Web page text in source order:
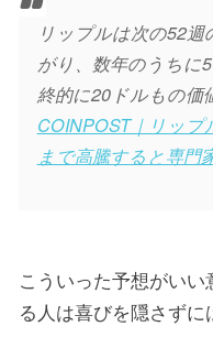
リップルは次の52
がり、数年のうちに
終的に20ドルもの
COINPOST｜リッ
まで高騰すると専門
こういった予想がい
る人は喜びを隠さずに